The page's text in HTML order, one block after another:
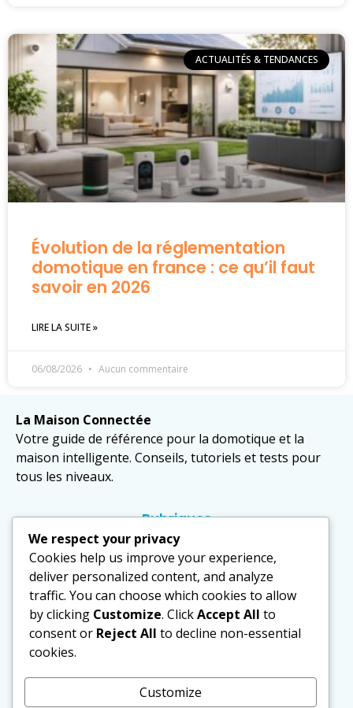
ACTUALITÉS & TENDANCES
Évolution de la réglementation
domotique en france : ce qu’il faut
savoir en 2026
LIRE LA SUITE »
06/08/2026 Aucun commentaire
La Maison Connectée
Votre guide de référence pour la domotique et la
maison intelligente. Conseils, tutoriels et tests pour
tous les niveaux.
Rubriques
Domotique
Équipements
Sécurité
Actualités
Mentions légales
We respect your privacy
Cookies help us improve your experience,
deliver personalized content, and analyze
traffic. You can choose which cookies to allow
by clicking Customize. ClickAccept All to
consent or Reject All to decline non-essential
cookies.
Customize